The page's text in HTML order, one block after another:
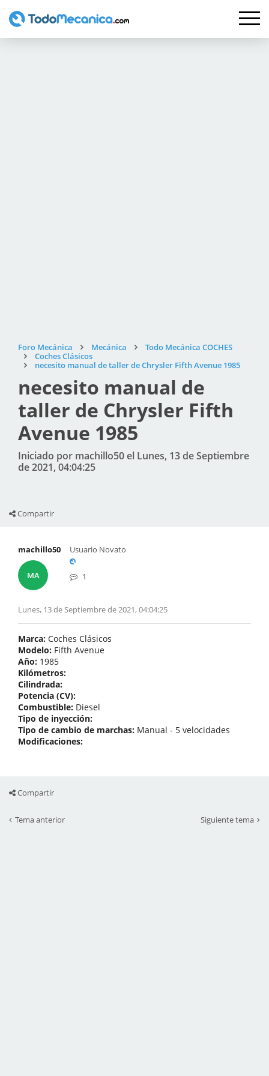
Foro Mecánica Mecánica
Todo Mecánica COCHES
Coches Clásicos
necesito manual de taller de Chrysler Fifth Avenue 1985
necesito manual de
taller de Chrysler Fifth
Avenue 1985
Iniciado por machillo50 el Lunes, 13 de Septiembre
de 2021, 04:04:25
Compartir
machillo50
MA
Usuario Novato
1
Lunes, 13 de Septiembre de 2021, 04:04:25
Marca: Coches Clásicos
Modelo: Fifth Avenue
Año: 1985
Kilómetros:
Cilindrada:
Potencia (CV):
Combustible: Diesel
Tipo de inyección:
Tipo de cambio de marchas: Manual - 5 velocidades
Modificaciones:
Compartir
Tema anterior Siguiente tema